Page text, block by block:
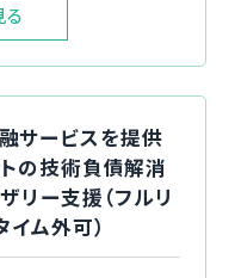
る
サービスを提供
の技術負債解消
リー支援（フルリ
イム外可）